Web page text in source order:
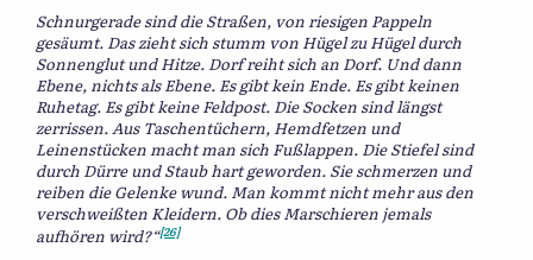
Schnurgerade sind die Straßen, von riesigen Pappeln
gesäumt. Das zieht sich stumm von Hügel zu Hügel durch
Sonnenglut und Hitze. Dorf reiht sich an Dorf. Und dann
Ebene, nichts als Ebene. Es gibt kein Ende. Es gibt keinen
Ruhetag. Es gibt keine Feldpost. Die Socken sind längst
zerrissen. Aus Taschentüchern, Hemdfetzen und
Leinenstücken macht man sich Fußlappen. Die Stiefel sind
durch Dürre und Staub hart geworden. Sie schmerzen und
reiben die Gelenke wund. Man kommt nicht mehr aus den
verschweißten Kleidern. Ob dies Marschieren jemals
aufhören wird?“[26]